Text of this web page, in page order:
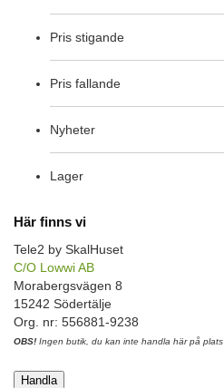
Pris stigande
Pris fallande
Nyheter
Lager
Här finns vi
Tele2 by SkalHuset
C/O Lowwi AB
Morabergsvägen 8
15242 Södertälje
Org. nr: 556881-9238
OBS! Ingen butik, du kan inte handla här på plats
Handla